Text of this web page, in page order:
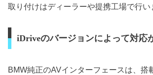
取り付けはディーラーや提携工場で行い
iDriveのバージョンによって対応
BMW純正のAVインターフェースは、搭